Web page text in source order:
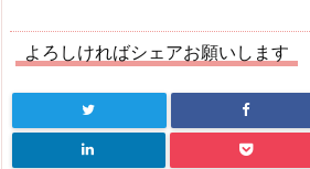
よろしければシェアお願いします